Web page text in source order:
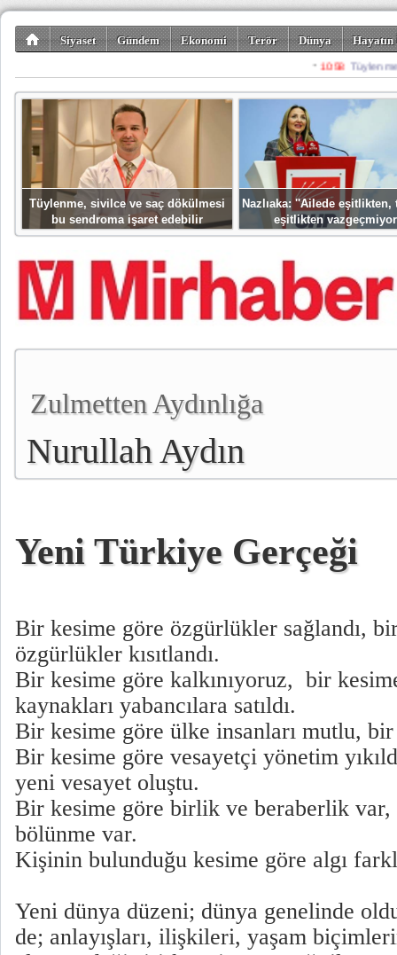
Siyaset Gündem Ekonomi Terör Dünya
Spor Misafir
Tüylenme, sivilce ve saç dökülmesi
bu sendroma işaret edebilir
Nazlıaka: ''Ailede eşitlikten,
eşitlikten
Zulmetten Aydınlığa
Nurullah Aydın
Yeni Türkiye Gerçeği
Bir kesime göre özgürlükler sağlandı,
özgürlükler kısıtlandı.
Bir kesime göre kalkınıyoruz, bir
kaynakları yabancılara satıldı.
Bir kesime göre ülke insanları mutlu,
Bir kesime göre vesayetçi yönetim
yeni vesayet oluştu.
Bir kesime göre birlik ve beraberlik var,
bölünme var.
Kişinin bulunduğu kesime göre algı
Yeni dünya düzeni; dünya genelinde
de; anlayışları, ilişkileri, yaşam